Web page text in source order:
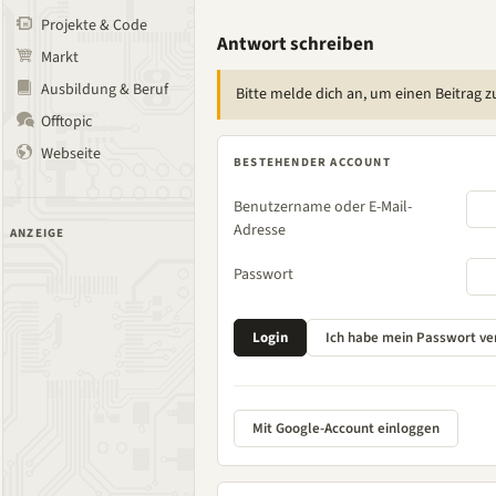
Projekte & Code
Markt
Ausbildung & Beruf
Offtopic
Webseite
ANZEIGE
Antwort schreiben
Bitte melde dich an, um einen Beitrag
BESTEHENDER ACCOUNT
Benutzername oder E-Mail-
Adresse
Passwort
Mit Google-Account einloggen